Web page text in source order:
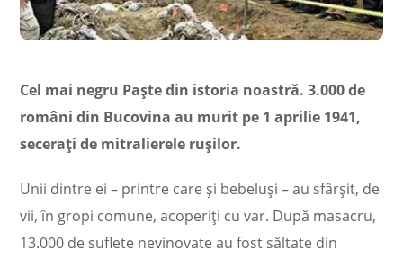
Cel mai negru Paște din istoria noastră. 3.000 de
români din Bucovina au murit pe 1 aprilie 1941,
seceraţi de mitralierele ruşilor.
Unii dintre ei – printre care și bebeluși – au sfârșit, de
vii, în gropi comune, acoperiți cu var. După masacru,
13.000 de suflete nevinovate au fost săltate din